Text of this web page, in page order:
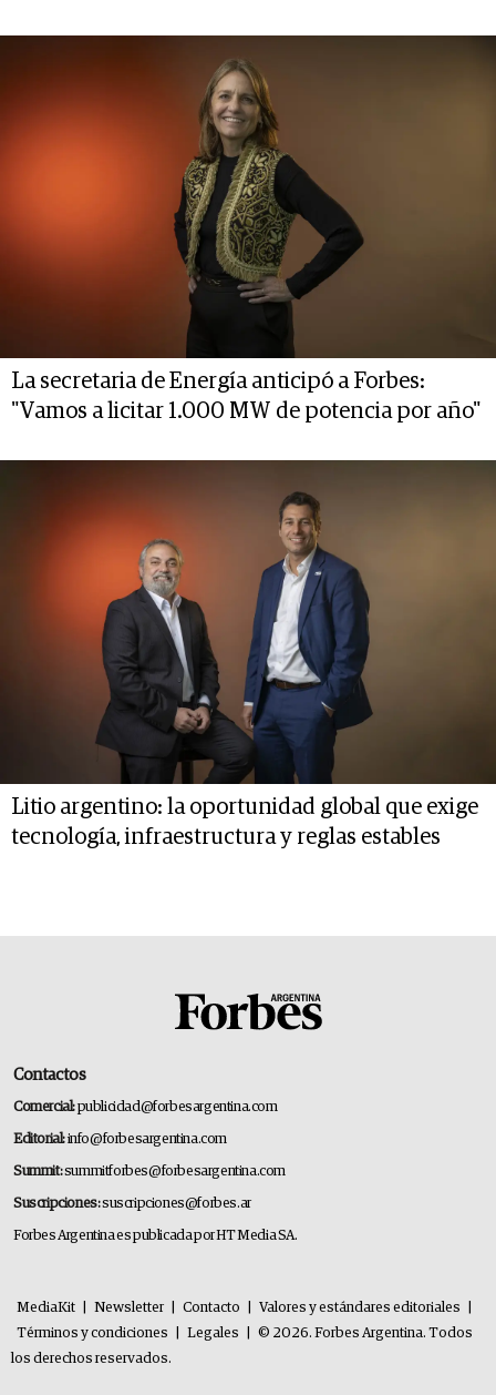
La secretaria de Energía anticipó a Forbes:
"Vamos a licitar 1.000 MW de potencia por año"
Litio argentino: la oportunidad global que exige
tecnología, infraestructura y reglas estables
Contactos
Comercial:publicidad@forbesargentina.com
Editorial:info@forbesargentina.com
Summit:summitforbes@forbesargentina.com
Suscripciones:suscripciones@forbes.ar
Forbes Argentina es publicada por HT Media SA.
MediaKit Newsletter Contacto Valores y estándares editoriales
Términos y condiciones
Legales
© 2026. Forbes Argentina. Todos
los derechos reservados.